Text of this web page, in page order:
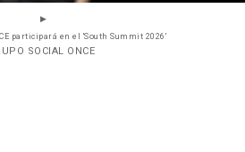
participará en el 'South Summit 2026'
SOCIAL ONCE